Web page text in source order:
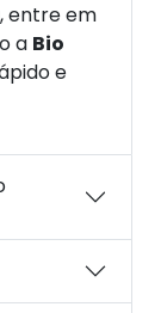
entre em
a Bio
e